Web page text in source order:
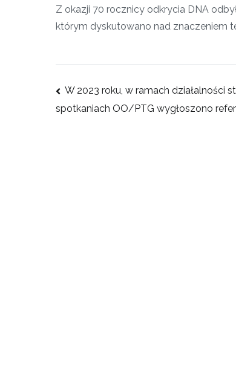
Z okazji 70 rocznicy odkrycia DNA
którym dyskutowano nad znaczeniem
Nawigacja
W 2023 roku, w ramach działalności
spotkaniach OO/PTG wygłoszono